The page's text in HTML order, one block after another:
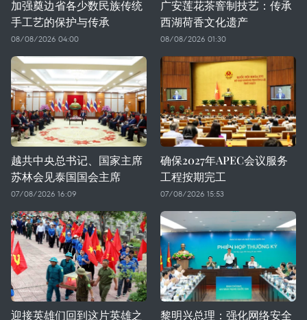
加强奠边省各少数民族传统
手工艺的保护与传承
08/08/2026 04:00
广安莲花茶窨制技艺：传承
西湖荷香文化遗产
08/08/2026 01:30
越共中央总书记、国家主席
苏林会见泰国国会主席
07/08/2026 16:09
确保2027年APEC会议服务
工程按期完工
07/08/2026 15:53
迎接英雄们回到这片英雄之 黎明兴总理：强化网络安全